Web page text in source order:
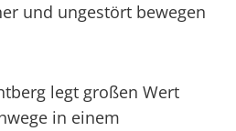
und ungestört bewegen
legt großen Wert
in einem